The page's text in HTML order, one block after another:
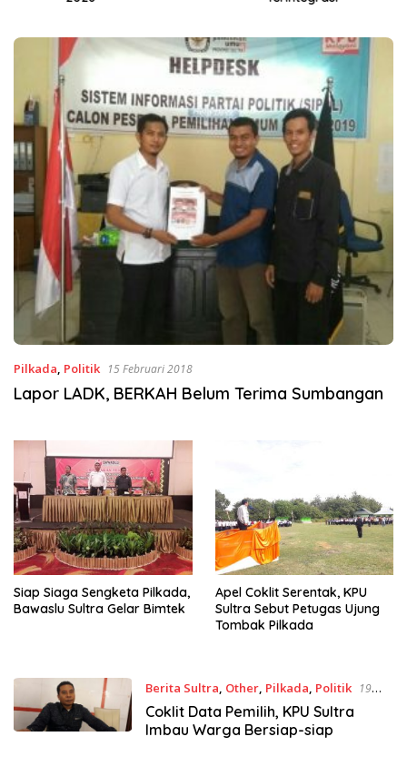
Pilkada, Politik 15 Februari 2018
Lapor LADK, BERKAH Belum Terima Sumbangan
Siap Siaga Sengketa Pilkada,
Bawaslu Sultra Gelar Bimtek
Apel Coklit Serentak, KPU
Sultra Sebut Petugas Ujung
Tombak Pilkada
Berita Sultra Other, Pilkada Politik
19
Januari 2018
Coklit Data Pemilih, KPU Sultra
Imbau Warga Bersiap-siap